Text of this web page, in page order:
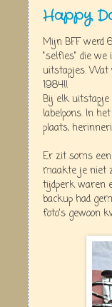
Happy
Mijn BFF werd
"selfies" die
uitstapjes. Wat
1984!!
Bij elk
labelpons. In
plaats,
Er zit soms
maakte je niet
tijdperk waren
backup had
foto's gewoon